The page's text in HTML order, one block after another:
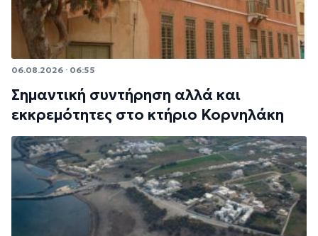
06.08.2026 · 06:55
Σημαντική συντήρηση αλλά και
εκκρεμότητες στο κτήριο Κορνηλάκη